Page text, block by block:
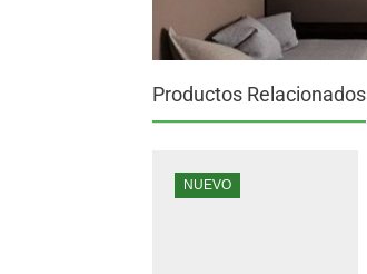
Productos Relacionados
NUEVO